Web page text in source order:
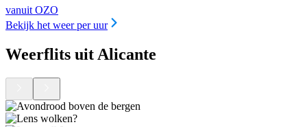
vanuit OZO
Bekijk het weer per uur
Weerflits uit Alicante